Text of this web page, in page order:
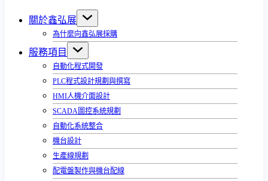
關於鑫弘展
為什麼向鑫弘展採購
服務項目
自動化程式開發
PLC程式設計規劃與撰寫
HMI人機介面設計
SCADA圖控系統規劃
自動化系統整合
機台設計
生產線規劃
配電盤製作與機台配線